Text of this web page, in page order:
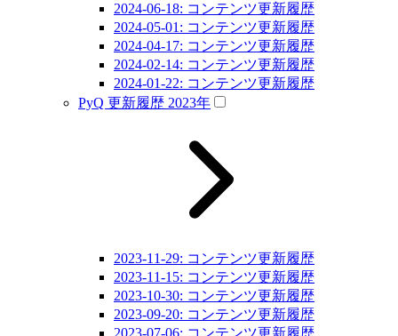
2024-06-18: コンテンツ更新履歴
2024-05-01: コンテンツ更新履歴
2024-04-17: コンテンツ更新履歴
2024-02-14: コンテンツ更新履歴
2024-01-22: コンテンツ更新履歴
PyQ 更新履歴 2023年
2023-11-29: コンテンツ更新履歴
2023-11-15: コンテンツ更新履歴
2023-10-30: コンテンツ更新履歴
2023-09-20: コンテンツ更新履歴
2023-07-06: コンテンツ更新履歴